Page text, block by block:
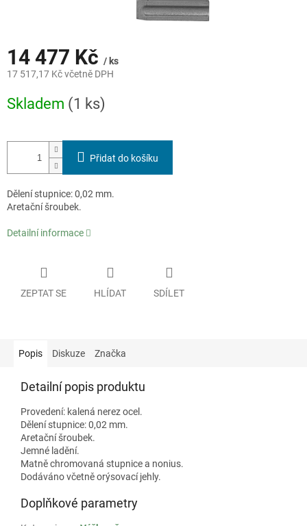
14 477 Kč / ks
17 517,17 Kč včetně DPH
cena:
Skladem (1 ks)
Přidat do košíku
Dělení stupnice: 0,02 mm.
Aretační šroubek.
Detailní informace
ZEPTAT SE HLÍDAT SDÍLET
Popis Diskuze Značka
Detailní popis produktu
Provedení: kalená nerez ocel.
Dělení stupnice: 0,02 mm.
Aretační šroubek.
Jemné ladění.
Matně chromovaná stupnice a nonius.
Dodáváno včetně orýsovací jehly.
Doplňkové parametry